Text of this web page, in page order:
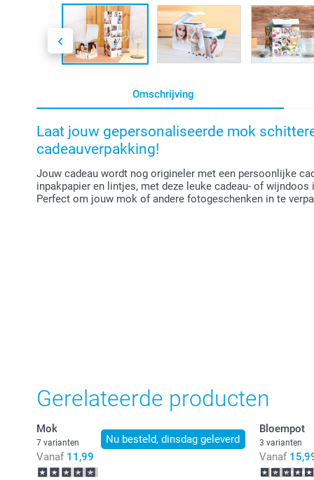
Omschrijving
Laat jouw gepersonaliseerde mok
cadeauverpakking!
Jouw cadeau wordt nog origineler met een persoonlijke
inpakpapier en lintjes, met deze leuke cadeau- of
Perfect om jouw mok of andere fotogeschenken in te
Gerelateerde producten
Nu besteld, dinsdag geleverd
Mok
7 varianten
Vanaf 11,99
Bloempot
3 varianten
Vanaf